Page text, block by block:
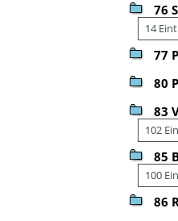
76
14
77
80
83
102
85
100
86